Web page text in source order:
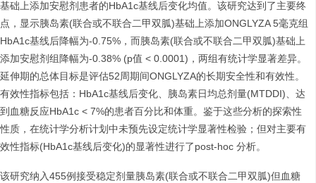
基础上添加安慰剂患者的HbA1c基线后变化均值。该研究达到了主要终
点，显示胰岛素(联合或不联合二甲双胍)基础上添加ONGLYZA 5毫克组
HbA1c基线后降幅为-0.75%，而胰岛素(联合或不联合二甲双胍)基础上
添加安慰剂组降幅为-0.38% (p值 < 0.0001)，两组有统计学显著差异。
延伸期的总体目标是评估52周期间ONGLYZA的长期安全性和有效性。
有效性指标包括：HbA1c基线后变化、胰岛素日均总剂量(MTDDI)、达
到血糖反应HbA1c < 7%的患者百分比和体重。鉴于这些分析的探索性
性质，在统计学分析计划中未预先设定统计学显著性检验；但对主要有
效性指标(HbA1c基线后变化)的显著性进行了post-hoc 分析。
该研究纳入455例接受稳定剂量胰岛素(联合或不联合二甲双胍)但血糖